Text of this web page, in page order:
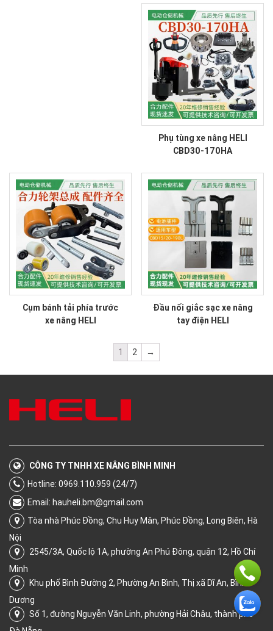
Phụ tùng xe nâng HELI
CBD30-170HA
Cụm bánh tải phía trước
xe nâng HELI
Đầu nối giắc sạc xe nâng
tay điện HELI
1 2 →
CÔNG TY TNHH XE NÂNG BÌNH MINH
Hotline: 0969.110.959 (24/7)
Email: hauheli.bm@gmail.com
Tòa nhà Phúc Đồng, Chu Huy Mân, Phúc Đồng, Long Biên, Hà
Nội
2545/3A, Quốc lộ 1A, phường An Phú Đông, quận 12, Hồ Chí
Minh
Khu phố Bình Đường 2, Phường An Bình, Thị xã Dĩ An, Bình
Dương
Số 1, đường Nguyễn Văn Linh, phường Hải Châu, thành phố